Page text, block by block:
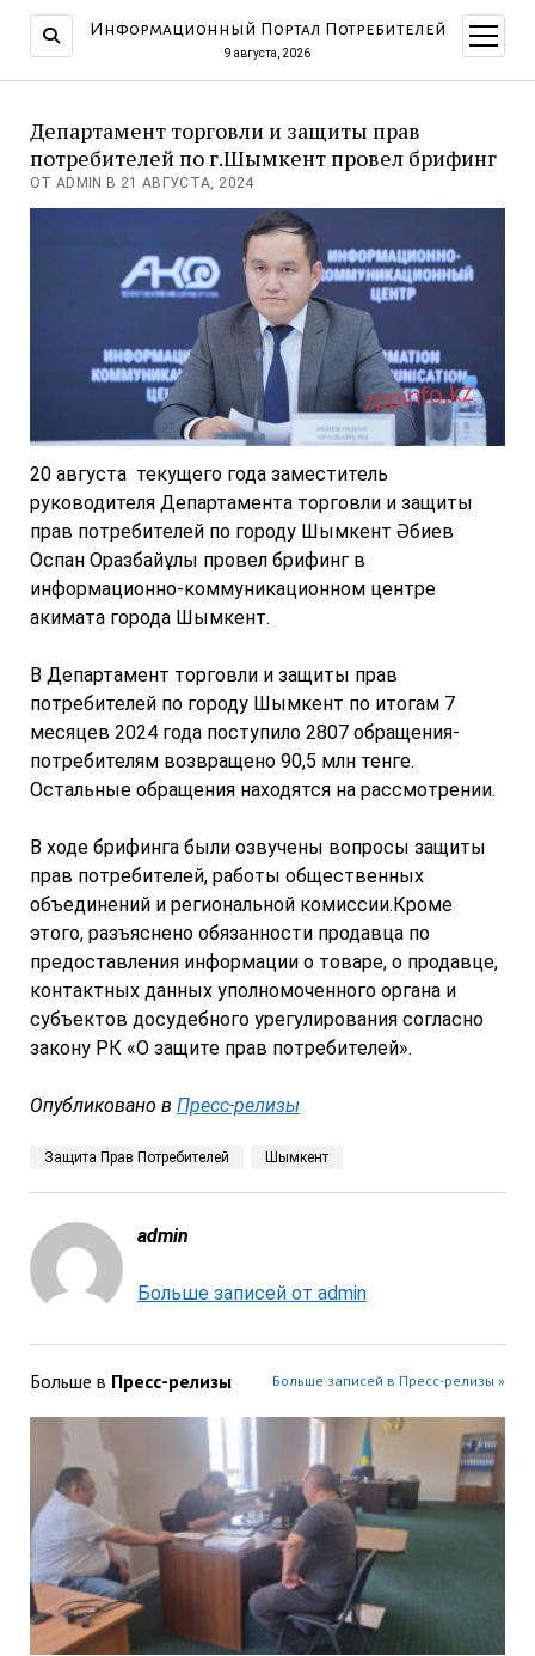
Информационный Портал Потребителей
9 августа, 2026
меню
Департамент торговли и защиты прав
потребителей по г.Шымкент провел брифинг
ОТ ADMIN В 21 АВГУСТА, 2024
20 августа текущего года заместитель
руководителя Департамента торговли и защиты
прав потребителей по городу Шымкент Әбиев
Оспан Оразбайұлы провел брифинг в
информационно-коммуникационном центре
акимата города Шымкент.
В Департамент торговли и защиты прав
потребителей по городу Шымкент по итогам 7
месяцев 2024 года поступило 2807 обращения-
потребителям возвращено 90,5 млн тенге.
Остальные обращения находятся на рассмотрении.
В ходе брифинга были озвучены вопросы защиты
прав потребителей, работы общественных
объединений и региональной комиссии.Кроме
этого, разъяснено обязанности продавца по
предоставления информации о товаре, о продавце,
контактных данных уполномоченного органа и
субъектов досудебного урегулирования согласно
закону РК «О защите прав потребителей».
Опубликовано в Пресс-релизы
Защита Прав Потребителей Шымкент
admin
Больше записей от admin
Больше в Пресс-релизы Больше записей в Пресс-релизы »